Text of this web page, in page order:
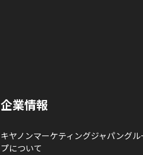
企業情報
キヤノンマーケティングジャパングル
プについて